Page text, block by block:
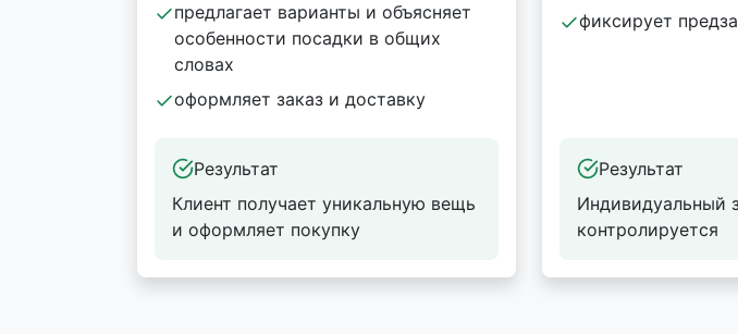
предлагает варианты и объясняет
особенности посадки в общих
словах
оформляет заказ и доставку
Результат
Клиент получает уникальную вещь
и оформляет покупку
фиксирует
Результат
Индивидуальный
контролируется